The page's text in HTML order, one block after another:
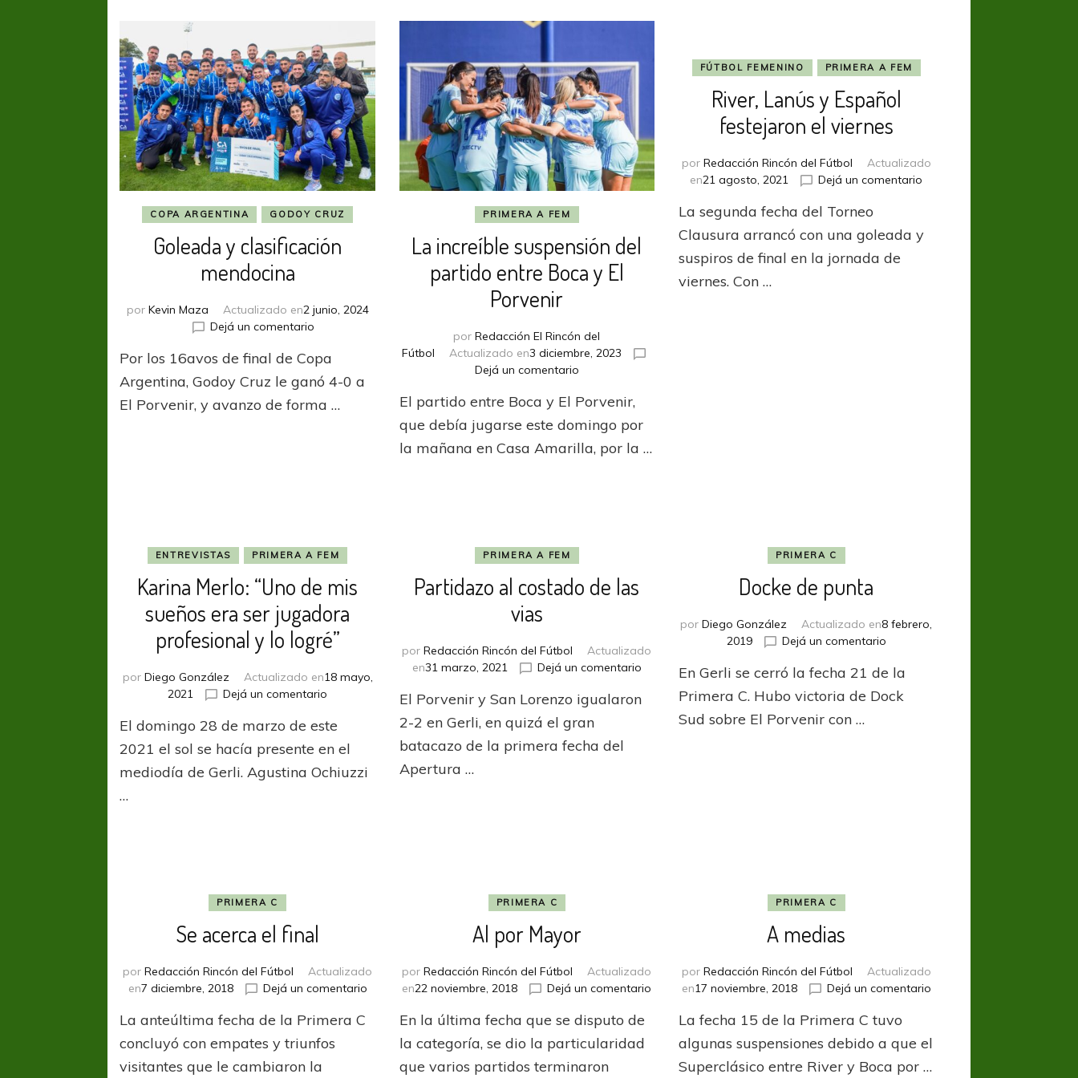
COPA ARGENTINA GODOY CRUZ
Goleada y clasificación
mendocina
por Kevin Maza Actualizado en2 junio, 2024
Dejá un comentario
y
clasificación
Por los 16avos de final de Copa
Argentina, Godoy Cruz le ganó 4-0 a
El Porvenir, y avanzo de forma …
PRIMERA A FEM
La increíble suspensión del
partido entre Boca y El
Porvenir
porRedacción El Rincón del
Fútbol
Actualizado en3 diciembre, 2023
Dejá un comentarioen
increíble
suspensión
partido
El partido entre Boca y El Porvenir,
que debía jugarse este domingo por
la mañana en Casa Amarilla, por la …
FÚTBOL FEMENINO PRIMERA A FEM
River, Lanús y Español
festejaron el viernes
por Redacción Rincón del Fútbol
Actualizado
en21 agosto, 2021 Dejá un comentario
y
La segunda fecha del Torneo
Clausura arrancó con una goleada y
suspiros de final en la jornada de
viernes. Con …
ENTREVISTAS PRIMERA A FEM
Karina Merlo: “Uno de mis
sueños era ser jugadora
profesional y lo logré”
por Diego González Actualizado en18 mayo,
2021
Dejá un comentario
Merlo:
“Uno
mis
El domingo 28 de marzo de este
2021 el sol se hacía presente en el
mediodía de Gerli. Agustina Ochiuzzi
…
PRIMERA A FEM
Partidazo al costado de las
vias
porRedacción Rincón del Fútbol
Actualizado
en31 marzo, 2021 Dejá un comentarioen
al
costado
El Porvenir y San Lorenzo igualaron
2-2 en Gerli, en quizá el gran
batacazo de la primera fecha del
Apertura …
PRIMERA C
Docke de punta
porDiego González Actualizado en8 febrero,
2019
Dejá un comentarioen
de
punta
En Gerli se cerró la fecha 21 de la
Primera C. Hubo victoria de Dock
Sud sobre El Porvenir con …
PRIMERA C
Se acerca el final
porRedacción Rincón del Fútbol
Actualizado
en7 diciembre, 2018 Dejá un comentarioen
acerca
La anteúltima fecha de la Primera C
concluyó con empates y triunfos
visitantes que le cambiaron la
PRIMERA C
Al por Mayor
porRedacción Rincón del Fútbol
Actualizado
en22 noviembre, 2018 Dejá un comentario
Mayor
En la última fecha que se disputo de
la categoría, se dio la particularidad
que varios partidos terminaron
PRIMERA C
A medias
por Redacción Rincón del Fútbol
Actualizado
en17 noviembre, 2018 Dejá un comentarioen
La fecha 15 de la Primera C tuvo
algunas suspensiones debido a que el
Superclásico entre River y Boca por …